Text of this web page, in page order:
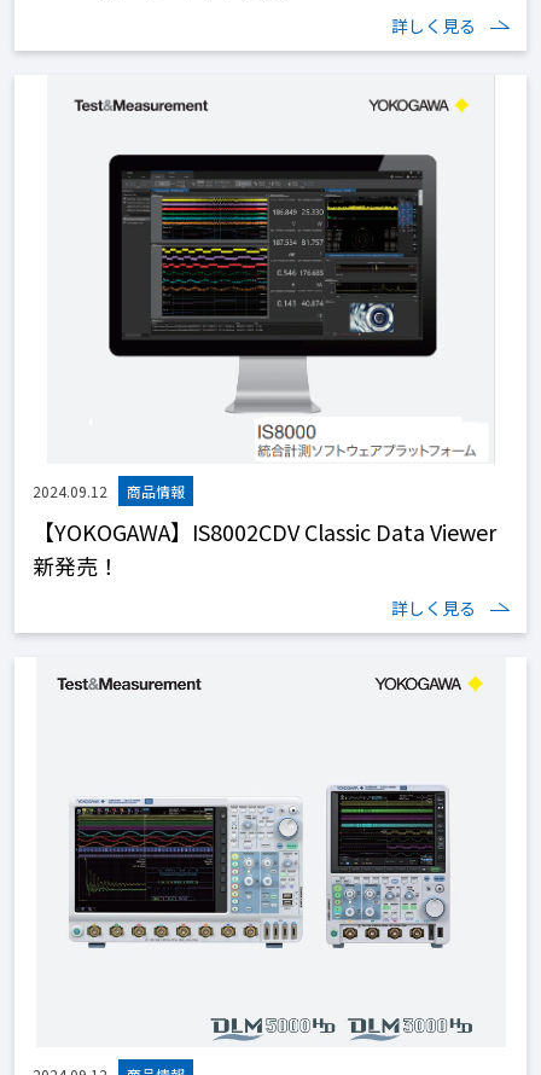
詳しく見る
2024.09.12
【YOKOGAWA】IS8002CDV Classic Data Viewer
新発売！
詳しく見る